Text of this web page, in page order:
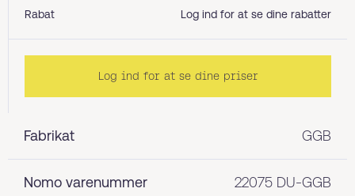
Fabrikat GGB
Nomo varenummer 22075 DU-GGB
Rabat Log ind for at se dine rabatter
Log ind for at se dine priser